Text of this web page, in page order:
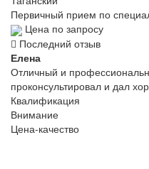
Первичный прием по
Цена по запросу
Последний отзыв
Елена
Отличный и
проконсультировал и дал
Квалификация
Внимание
Цена-качество